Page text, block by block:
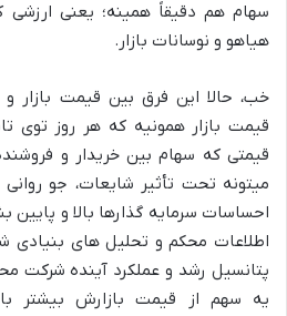
سهام هم دقیقاً همینه؛ یعنی ارزشی
هیاهو و نوسانات بازار.
خب، حالا این فرق بین قیمت بازار
قیمت بازار همونیه که هر روز توی
قیمتی که سهام بین خریدار و
میتونه تحت تأثیر شایعات، جو روانی
احساسات سرمایه گذارها بالا و پایین
اطلاعات محکم و تحلیل های بنیادی
پتانسیل رشد و عملکرد آینده شرکت
یه سهم از قیمت بازارش بیشتر